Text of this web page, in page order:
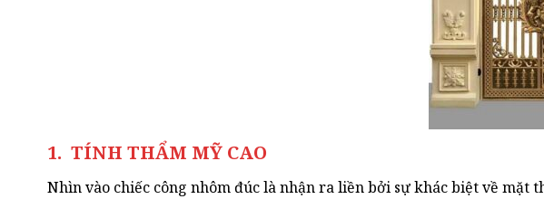
1. TÍNH THẨM MỸ CAO
Nhìn vào chiếc công nhôm đúc là nhận ra liền bởi sự khác biệt về